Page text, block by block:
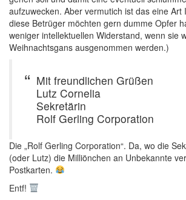
aufzuwecken. Aber vermutich ist das eine Art
diese Betrüger möchten gern dumme Opfer
weniger intellektuellen Widerstand, wenn sie
Weihnachtsgans ausgenommen werden.)
Mit freundlichen Grüßen
Lutz Cornelia
Sekretärin
Rolf Gerling Corporation
Die „Rolf Gerling Corporation“. Da, wo die
(oder Lutz) die Milliönchen an Unbekannte
Postkarten.
Entf!